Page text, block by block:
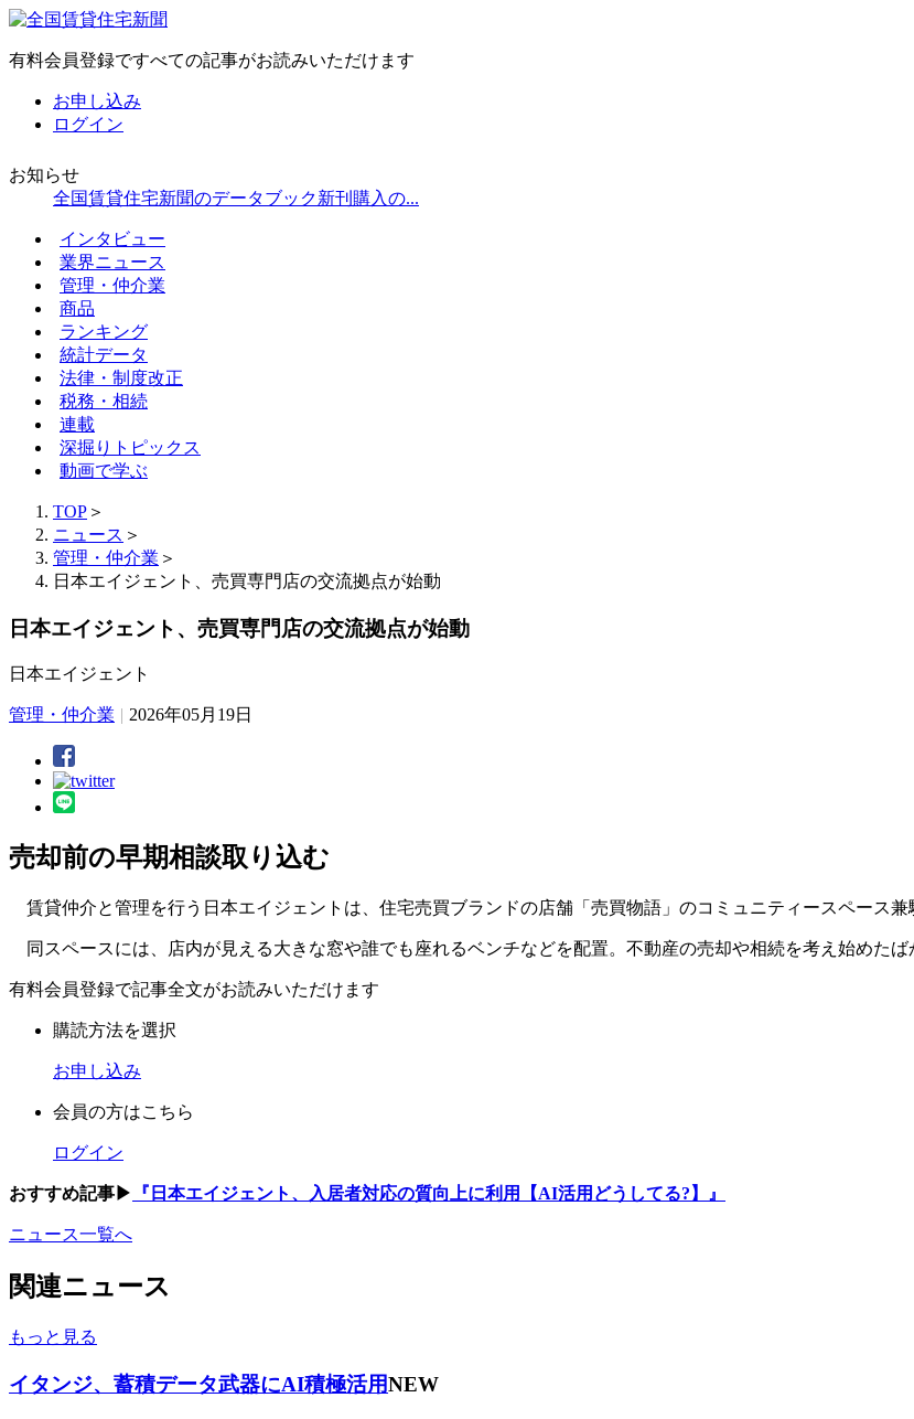
有料会員登録ですべての記事がお読みいただけます
お申し込み
ログイン
お知らせ
全国賃貸住宅新聞のデータブック新刊購入の...
インタビュー
業界ニュース
管理・仲介業
商品
ランキング
統計データ
法律・制度改正
税務・相続
連載
深掘りトピックス
動画で学ぶ
TOP ＞
ニュース ＞
管理・仲介業 ＞
日本エイジェント、売買専門店の交流拠点が始動
日本エイジェント、売買専門店の交流拠点が始動
日本エイジェント
管理・仲介業 | 2026年05月19日
売却前の早期相談取り込む
賃貸仲介と管理を行う日本エイジェントは、住宅売買ブランドの店舗「売買物語」のコミュニティースペース兼
同スペースには、店内が見える大きな窓や誰でも座れるベンチなどを配置。不動産の売却や相続を考え始めたば
有料会員登録で記事全文がお読みいただけます
購読方法を選択
お申し込み
会員の方はこちら
ログイン
おすすめ記事▶ 『日本エイジェント、入居者対応の質向上に利用【AI活用どうしてる?】』
ニュース一覧へ
関連ニュース
もっと見る
イタンジ、蓄積データ武器にAI積極活用NEW